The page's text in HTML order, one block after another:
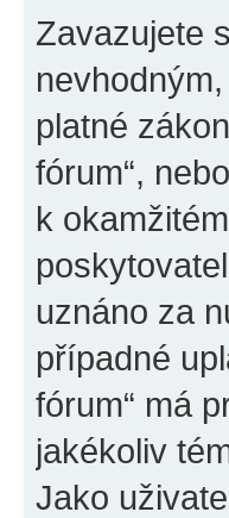
Zavazujete
platné
fórum“,
k
uznáno za
případné
fórum“ má
jakékoliv
Jako